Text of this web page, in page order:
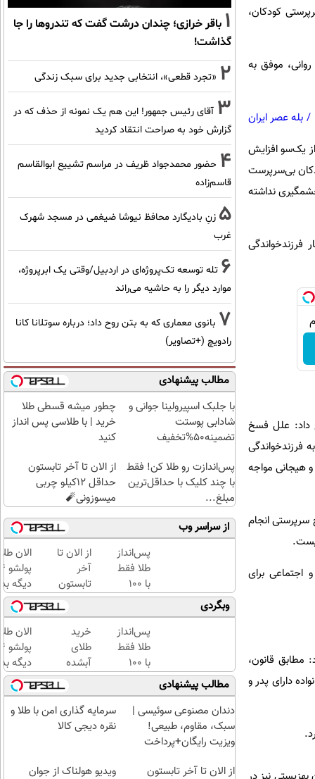
زنان مجرد بالای ۳۰ سال می‌توانند سرپرستی کودکان،
موفق به
/ بله عصر ایران
یک‌سو افزایش
بی‌سرپرست
نداشته
فرزندخواندگی
داد: علل فسخ
فرزندخواندگی
هیجانی مواجه
انجام
اجتماعی برای
مطابق قانون،
دارای پدر و
1 باقر خرازی؛ چندان درشت گفت که تندروها را جا
گذاشت!
2 «تجرد قطعی»، انتخابی جدید برای سبک زندگی
3 آقای رئیس جمهور! این هم یک نمونه از حذف که در
گزارش خود به صراحت انتقاد کردید
4 حضور محمدجواد ظریف در مراسم تشییع ابوالقاسم
قاسم‌زاده
5 زنِ بادیگارد محافظ نیوشا ضیغمی در مسجد شهرک
غرب
6 تله توسعه تک‌پروژه‌ای در اردبیل/وقتی یک ابرپروژه،
موارد دیگر را به حاشیه می‌راند
7 بانوی معماری که به بتن روح داد؛ درباره سوتلانا کانا
رادویچ (+تصاویر)
مطالب پیشنهادی
با جلبک اسپیرولینا جوانی و
شادابی پوستت
تضمینه50%تخفیف
چطور میشه قسطی طلا
خرید | با طلاسی پس انداز
کنید
پس‌اندازت رو طلا کن! فقط
با چند کلیک با حداقل‌ترین
مبلغ...
از الان تا آخر تابستون
حداقل 12کیلو چربی
میسوزونی🧨
از سراسر وب
پس‌انداز
طلا فقط
با ۱۰۰
هزارتومان
(امن و
راحت)
از الان تا
آخر
تابستون
حداقل
12کیلو
چربی
میسوزونی
🧨
الان
دیگه
طلا با
بی‌بهره
وبگردی
پس‌انداز
طلا فقط
با ۱۰۰
هزارتومان
(امن و
راحت)
خرید
طلای
آبشده
حتی با
۱۰۰هزارتومان
الان
دیگه
طلا با
بی‌بهره
مطالب پیشنهادی
دندان مصنوعی سوئیسی |
سبک، مقاوم، طبیعی!
ویزیت رایگان+پرداخت
سرمایه گذاری امن با طلا و
نقره دیجی کالا
از الان تا آخر تابستون
ویدیو هولناک از جوان